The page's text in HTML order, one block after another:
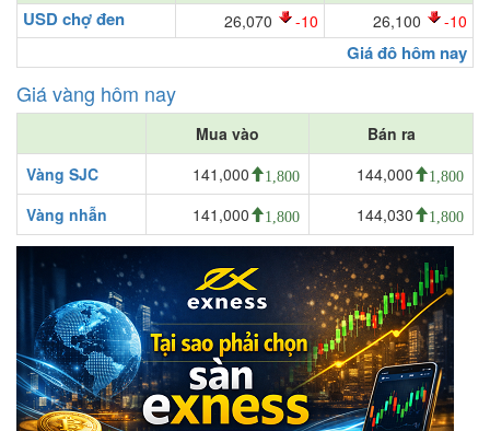
USD chợ đen 26,070 -10 26,100 -10
Giá đô hôm nay
Giá vàng hôm nay
Mua vào
Bán ra
Vàng SJC
141,000 1,800 144,000 1,800
Vàng nhẫn 141,000 1,800 144,030 1,800